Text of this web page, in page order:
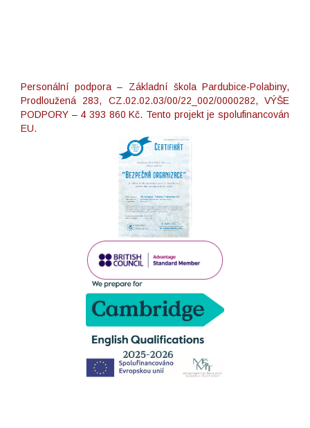
Personální podpora – Základní škola Pardubice-Polabiny,
Prodloužená 283, CZ.02.02.03/00/22_002/0000282, VÝŠE
PODPORY – 4 393 860 Kč. Tento projekt je spolufinancován
EU.